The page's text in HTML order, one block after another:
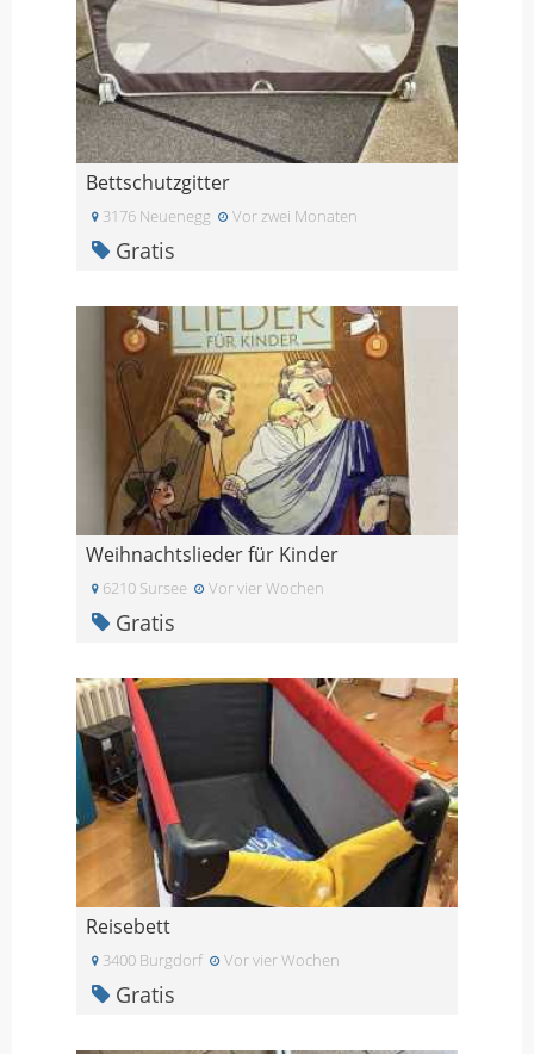
Bettschutzgitter
3176 Neuenegg Vor zwei Monaten
Gratis
Weihnachtslieder für Kinder
6210 Sursee Vor vier Wochen
Gratis
Reisebett
3400 Burgdorf Vor vier Wochen
Gratis